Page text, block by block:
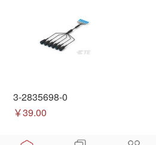
3-2835698-0
￥39.00